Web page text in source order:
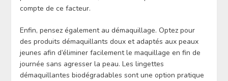
compte de ce facteur.
Enfin, pensez également au démaquillage. Optez pour
des produits démaquillants doux et adaptés aux peaux
jeunes afin d’éliminer facilement le maquillage en fin de
journée sans agresser la peau. Les lingettes
démaquillantes biodégradables sont une option pratique